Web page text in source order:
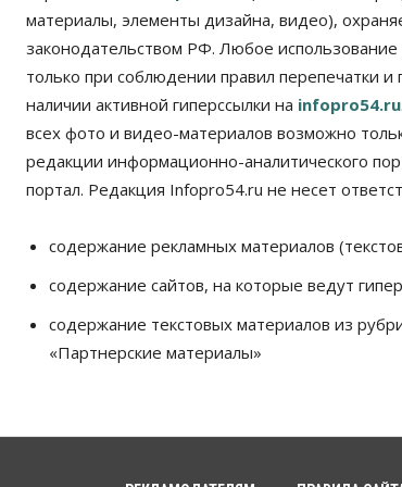
материалы, элементы дизайна, видео),
законодательством РФ. Любое использование
только при соблюдении правил перепечатки
наличии активной гиперссылки на infopro54.ru
всех фото и видео-материалов возможно
редакции информационно-аналитического
портал. Редакция Infopro54.ru не несет
содержание рекламных материалов
содержание сайтов, на которые ведут
содержание текстовых материалов из
«Партнерские материалы»